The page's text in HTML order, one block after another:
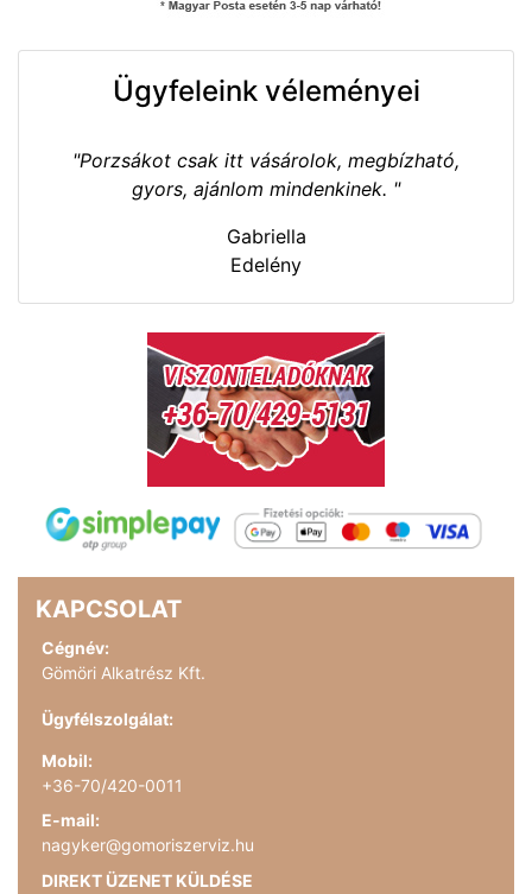
Ügyfeleink véleményei
"Porzsákot csak itt vásárolok, megbízható,
gyors, ajánlom mindenkinek. "
Gabriella
Edelény
KAPCSOLAT
Cégnév:
Gömöri Alkatrész Kft.
Ügyfélszolgálat:
Mobil:
+36-70/420-0011
E-mail:
nagyker@gomoriszerviz.hu
DIREKT ÜZENET KÜLDÉSE